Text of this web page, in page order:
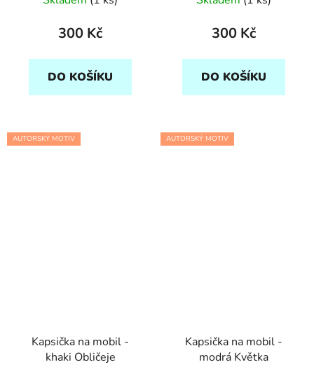
300 Kč
DO KOŠÍKU
300 Kč
DO KOŠÍKU
AUTORSKÝ MOTIV
Kapsička na mobil -
khaki Obličeje
AUTORSKÝ MOTIV
Kapsička na mobil -
modrá Květka